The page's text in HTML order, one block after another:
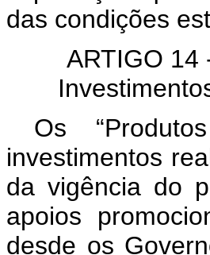
das condições
ARTIGO 14
Os
investimentos
da vigência do
apoios
desde os